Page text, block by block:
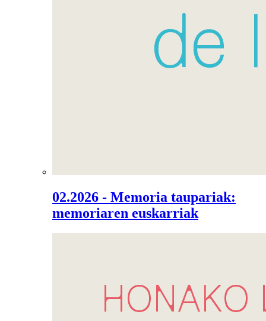
02.2026 - Memoria taupariak:
memoriaren euskarriak